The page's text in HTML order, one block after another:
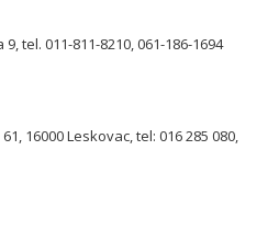
tel. 011-811-8210, 061-186-1694
16000 Leskovac, tel: 016 285 080,